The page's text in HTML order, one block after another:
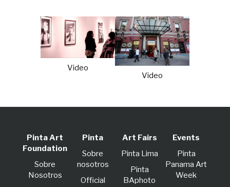
Video
Video
Pinta Art
Foundation
Sobre
Nosotros
Pinta
Sobre
nosotros
Official
Art Fairs
Pinta Lima
Pinta
BAphoto
Events
Pinta
Panama Art
Week